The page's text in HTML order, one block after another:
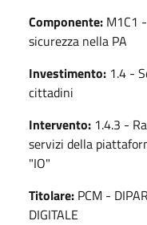
Componente: M1C1
sicurezza nella PA
Investimento: 1.4 -
cittadini
Intervento: 1.4.3 -
servizi della
"IO"
Titolare: PCM -
DIGITALE